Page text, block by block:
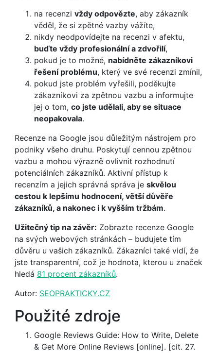
na recenzi vždy odpovězte, aby zákazník
věděl, že si zpětné vazby vážíte,
nikdy neodpovídejte na recenzi v afektu,
buďte vždy profesionální a zdvořilí,
pokud je to možné, nabídněte zákazníkovi
řešení problému, který ve své recenzi zmínil,
pokud jste problém vyřešili, poděkujte
zákazníkovi za zpětnou vazbu a informujte
jej o tom, co jste udělali, aby se situace
neopakovala.
Recenze na Google jsou důležitým nástrojem pro
podniky všeho druhu. Poskytují cennou zpětnou
vazbu a mohou výrazně ovlivnit rozhodnutí
potenciálních zákazníků. Aktivní přístup k
recenzím a jejich správná správa je skvělou
cestou k lepšímu hodnocení, větší důvěře
zákazníků, a nakonec i k vyšším tržbám.
Užitečný tip na závěr: Zobrazte recenze Google
na svých webových stránkách – budujete tím
důvěru u vašich zákazníků. Zákazníci také vidí, že
jste transparentní, což je hodnota, kterou u značek
hledá 81 procent zákazníků.
Autor: SEOPRAKTICKY.CZ
Použité zdroje
Google Reviews Guide: How to Write, Delete
& Get More Online Reviews [online]. [cit. 27.